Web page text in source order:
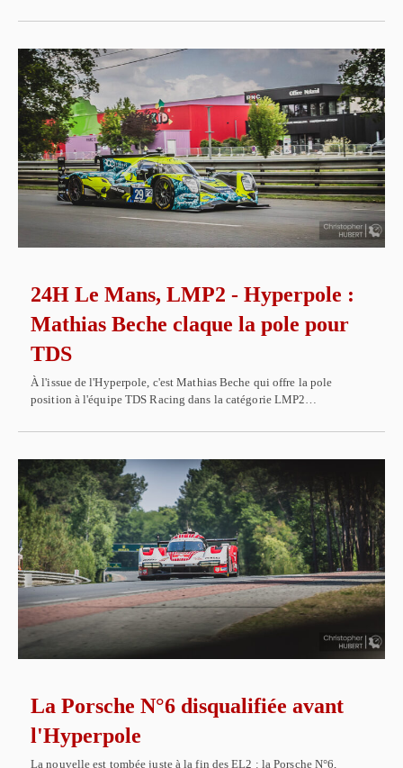
24H Le Mans, LMP2 - Hyperpole :
Mathias Beche claque la pole pour
TDS
À l'issue de l'Hyperpole, c'est Mathias Beche qui offre la pole
position à l'équipe TDS Racing dans la catégorie LMP2…
La Porsche N°6 disqualifiée avant
l'Hyperpole
La nouvelle est tombée juste à la fin des EL2 : la Porsche N°6,